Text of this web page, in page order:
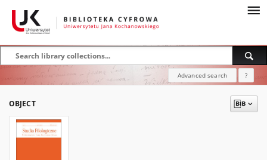
Advanced search ?
OBJECT